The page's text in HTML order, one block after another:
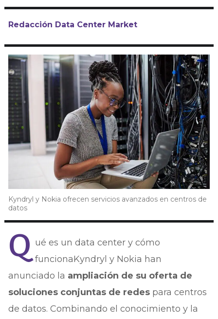
Redacción Data Center Market
Kyndryl y Nokia ofrecen servicios avanzados en centros de
datos
Q ué es un data center y cómo
funcionaKyndryl y Nokia han
anunciado la ampliación de su oferta de
soluciones conjuntas de redes para centros
de datos. Combinando el conocimiento y la